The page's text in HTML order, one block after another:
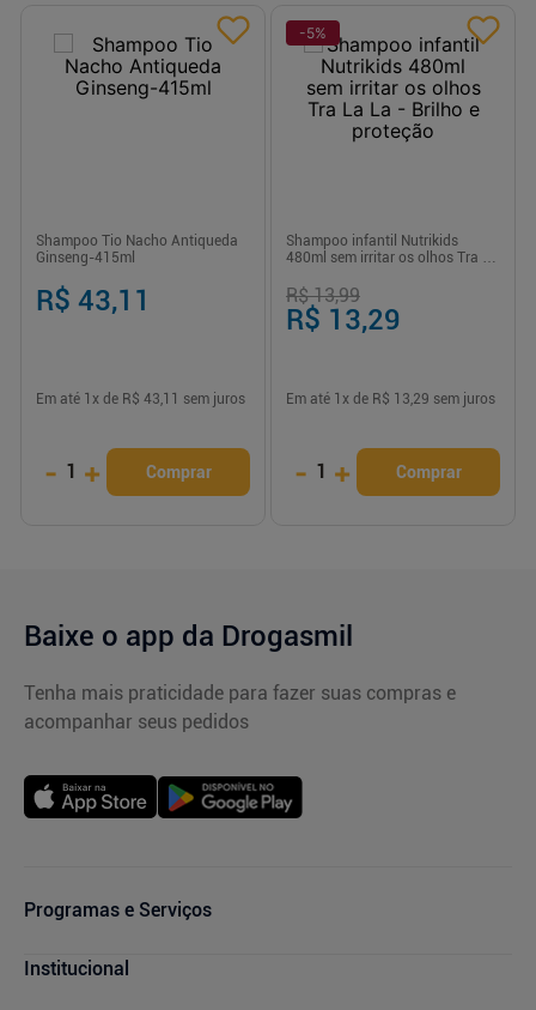
Shampoo Tio Nacho Antiqueda
Ginseng-415ml
R$ 43,11
Em até 1 x de R$ 43,11 sem juros
- 1 + Comprar
-5%
Shampoo infantil Nutrikids
480ml sem irritar os olhos Tra La
R$ 13,99
R$ 13,29
Em até 1 x de R$ 13,29 sem juros
- 1 + Comprar
Baixe o app da Drogasmil
Tenha mais praticidade para fazer suas compras e
acompanhar seus pedidos
Programas e Serviços
Cupons de Desconto
Institucional